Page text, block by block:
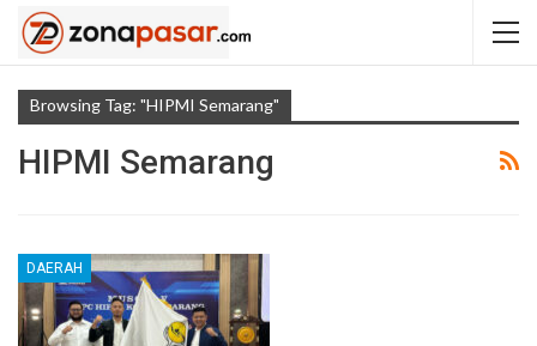
Browsing Tag: "HIPMI Semarang"
HIPMI Semarang
DAERAH